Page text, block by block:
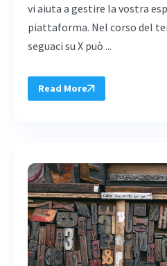
vi aiuta a gestire la vostra
piattaforma. Nel corso del
seguaci su X può ...
Read More